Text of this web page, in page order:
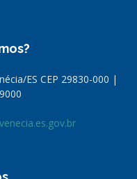
ES CEP 29830-000 |